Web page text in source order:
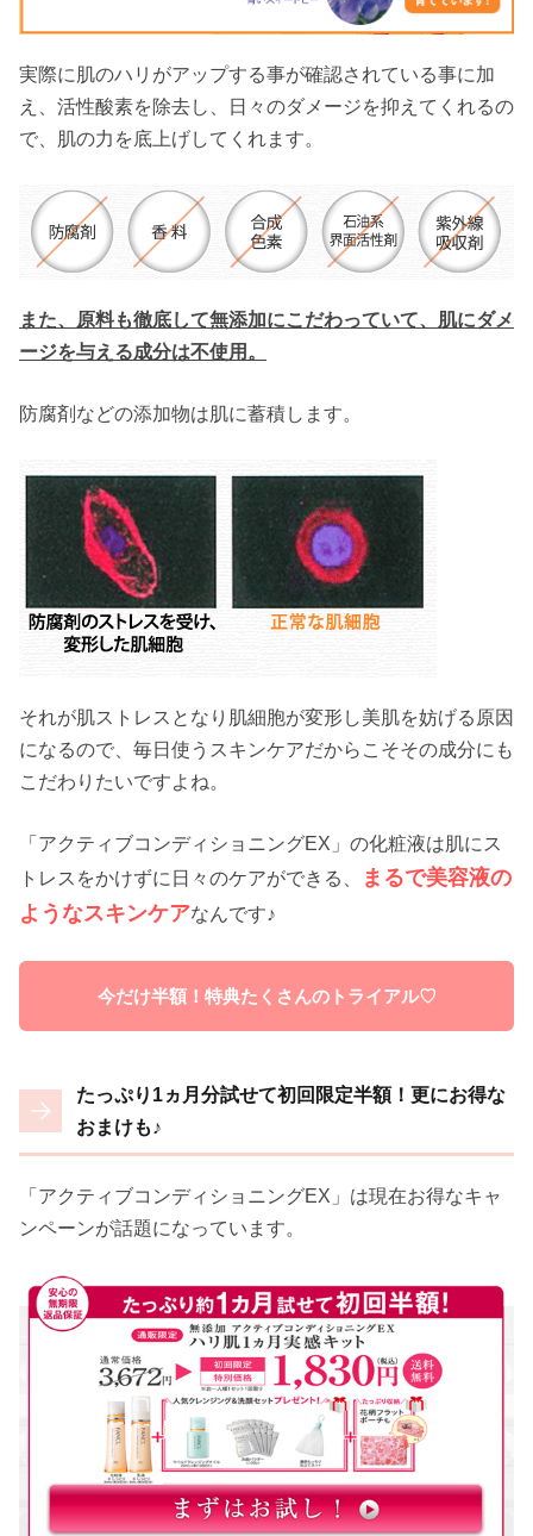
実際に肌のハリがアップする事が確認されている事に加
え、活性酸素を除去し、日々のダメージを抑えてくれるの
で、肌の力を底上げしてくれます。
また、原料も徹底して無添加にこだわっていて、肌にダメ
ージを与える成分は不使用。
防腐剤などの添加物は肌に蓄積します。
それが肌ストレスとなり肌細胞が変形し美肌を妨げる原因
になるので、毎日使うスキンケアだからこそその成分にも
こだわりたいですよね。
「アクティブコンディショニングEX」の化粧液は肌にス
トレスをかけずに日々のケアができる、
まるで美容液の
ようなスキンケアなんです♪
今だけ半額！特典たくさんのトライアル♡
たっぷり1ヵ月分試せて初回限定半額！更にお得な
おまけも♪
「アクティブコンディショニングEX」は現在お得なキャ
ンペーンが話題になっています。